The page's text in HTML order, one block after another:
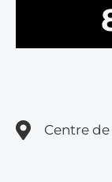
Centre